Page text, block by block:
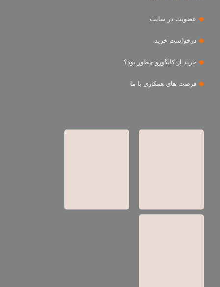
عضویت در سایت
درخواست خرید
خرید از کانگورو چطور بود؟
فرصت های همکاری با ما